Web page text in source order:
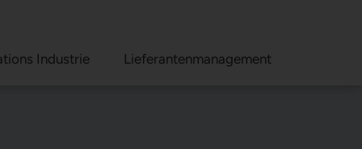
Industrie Lieferantenmanagement